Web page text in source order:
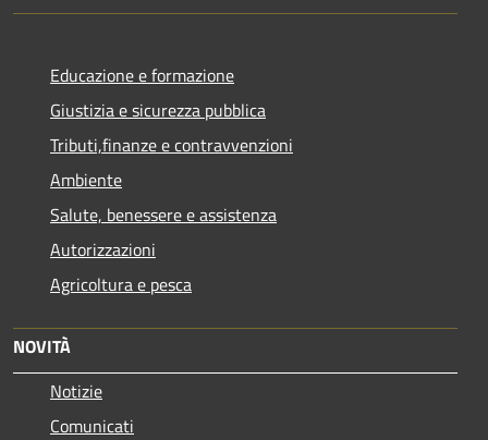
Educazione e formazione
Giustizia e sicurezza pubblica
Tributi,finanze e contravvenzioni
Ambiente
Salute, benessere e assistenza
Autorizzazioni
Agricoltura e pesca
NOVITÀ
Notizie
Comunicati